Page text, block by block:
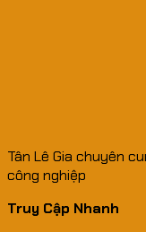
Tân Lê Gia chuyên
công nghiệp
Truy Cập Nhanh